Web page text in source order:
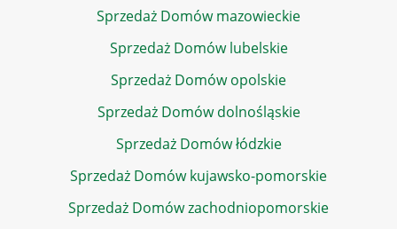
Sprzedaż Domów mazowieckie
Sprzedaż Domów lubelskie
Sprzedaż Domów opolskie
Sprzedaż Domów dolnośląskie
Sprzedaż Domów łódzkie
Sprzedaż Domów kujawsko-pomorskie
Sprzedaż Domów zachodniopomorskie